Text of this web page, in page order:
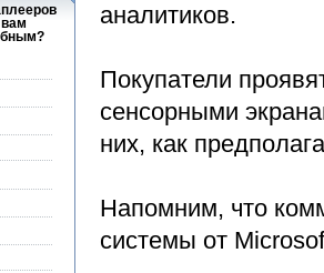
аналитиков.
Покупатели
сенсорными
них, как
Напомним, что
системы от
вам